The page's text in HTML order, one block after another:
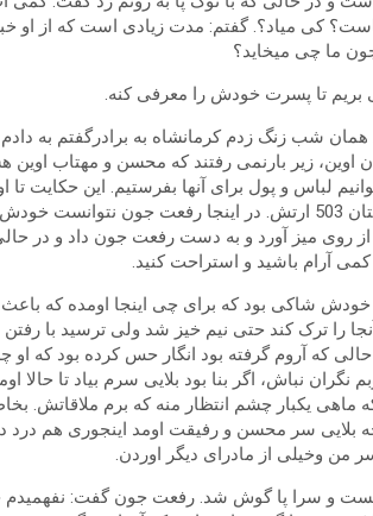
کی میاد؟. گفتم: مدت زیادی است که از او خبر
ما چی میخاید؟
تا پسرت خودش را معرفی کنه.
شب زنگ زدم کرمانشاه به برادرگفتم به
اوین، زیر بارنمی رفتند که محسن و مهتاب
تلفن زدند که برای دیدن محسن برم بیمارستان 503 ارتش. در اینجا
از روی میز آورد و به دست رفعت جون داد و در
آرام باشید و استراحت کنید.
شاکی بود که برای چی اینجا اومده که باعث
را ترک کند حتی نیم خیز شد ولی ترسید با
که آروم گرفته بود انگار حس کرده بود که او
نباش، اگر بنا بود بلایی سرم بیاد تا حالا
ماهی یکبار چشم انتظار منه که برم ملاقاتش.
بلایی سر محسن و رفیقت اومد اینجوری هم
من وخیلی از مادرای دیگر اوردن.
و سرا پا گوش شد. رفعت جون گفت: نفهمیدم